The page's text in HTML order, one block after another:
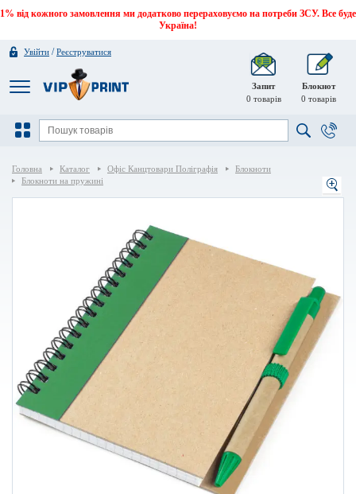
1% від кожного замовлення ми додатково перераховуємо на потреби ЗСУ. Все буде
Україна!
Увійти /Реєструватися
Запит
0 товарів
Блокнот
0 товарів
Головна Каталог Офіс Канцтовари Поліграфія
Блокноти
Блокноти на пружині